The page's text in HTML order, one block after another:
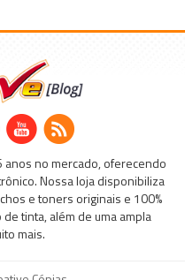
. .
anos no mercado, oferecendo
Nossa loja disponibiliza
e toners originais e 100%
tinta, além de uma ampla
mais.